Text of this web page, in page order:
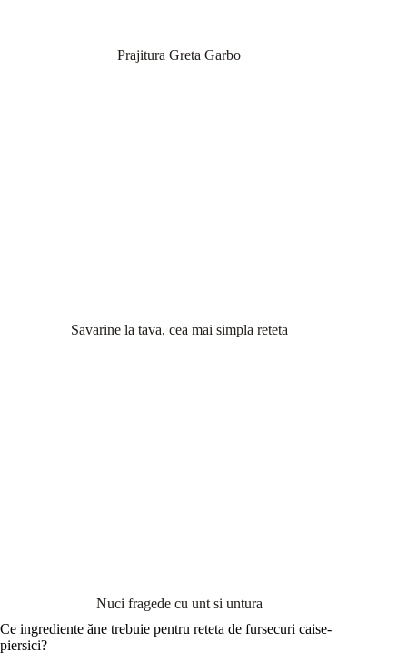
Prajitura Greta Garbo
Savarine la tava, cea mai simpla reteta
Nuci fragede cu unt si untura
Ce ingrediente ăne trebuie pentru reteta de fursecuri caise-
piersici?